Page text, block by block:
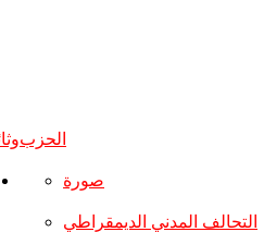
الحزب
صورة
التحالف المدني الديمقراطي